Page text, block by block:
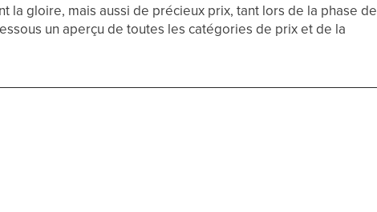
la gloire, mais aussi de précieux prix, tant lors de la phase de
un aperçu de toutes les catégories de prix et de la